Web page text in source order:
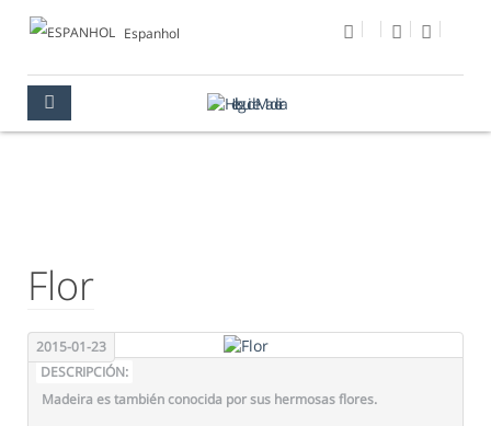
Espanhol
Flor
2015-01-23
DESCRIPCIÓN:
Madeira es también conocida por sus hermosas flores.